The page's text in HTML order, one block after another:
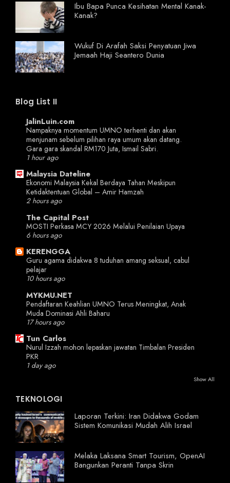
Ibu Bapa Punca Kesihatan Mental Kanak-
Kanak?
Wukuf Di Arafah Saksi Penyatuan Jiwa
Jemaah Haji Seantero Dunia
Blog List II
JalinLuin.com
Nampaknya momentum UMNO terhenti dan akan
menjunam sebelum pilihan raya umum akan datang.
Gara gara skandal RM170 Juta, Ismail Sabri.
1 hour ago
Malaysia Dateline
Ekonomi Malaysia Kekal Berdaya Tahan Meskipun
Ketidaktentuan Global – Amir Hamzah
2 hours ago
The Capital Post
MOSTI Perkasa MCY 2026 Melalui Penilaian Upaya
6 hours ago
KERENGGA
Guru agama didakwa 8 tuduhan amang seksual, cabul
pelajar
10 hours ago
MYKMU.NET
Pendaftaran Keahlian UMNO Terus Meningkat, Anak
Muda Dominasi Ahli Baharu
17 hours ago
Tun Carlos
Nurul Izzah mohon lepaskan jawatan Timbalan Presiden
PKR
1 day ago
Show All
TEKNOLOGI
Laporan Terkini: Iran Didakwa Godam
Sistem Komunikasi Mudah Alih Israel
Melaka Laksana Smart Tourism, OpenAI
Bangunkan Peranti Tanpa Skrin